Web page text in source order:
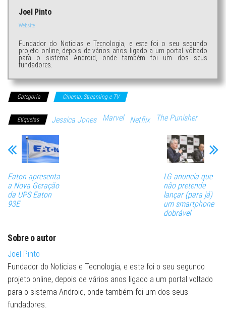
Joel Pinto
Website
Fundador do Noticias e Tecnologia, e este foi o seu segundo
projeto online, depois de vários anos ligado a um portal voltado
para o sistema Android, onde também foi um dos seus
fundadores.
Categoria Cinema, Streaming e TV
Etiquetas Jessica Jones Marvel Netflix The Punisher
Eaton apresenta
a Nova Geração
da UPS Eaton
93E
LG anuncia que
não pretende
lançar (para já)
um smartphone
dobrável
Sobre o autor
Joel Pinto
Fundador do Noticias e Tecnologia, e este foi o seu segundo
projeto online, depois de vários anos ligado a um portal voltado
para o sistema Android, onde também foi um dos seus
fundadores.